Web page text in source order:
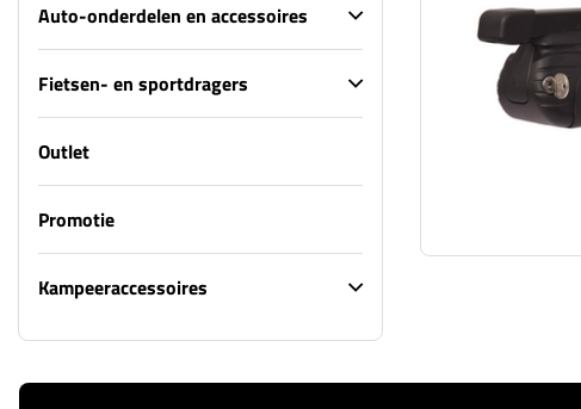
Auto-onderdelen en accessoires
Fietsen- en sportdragers
Outlet
Promotie
Kampeeraccessoires